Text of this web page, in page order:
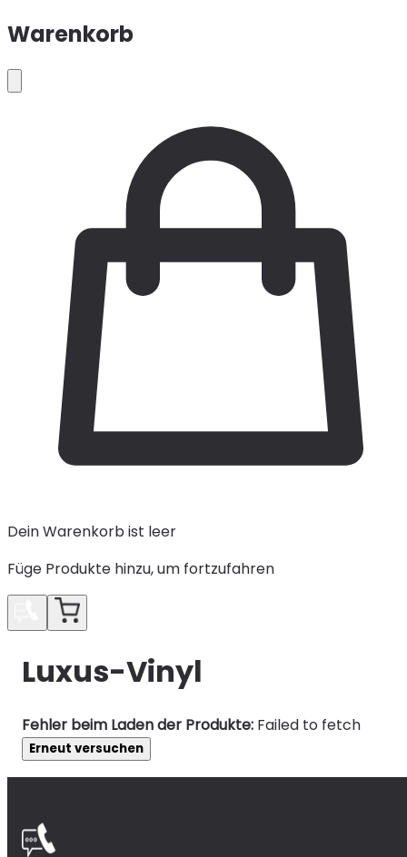
Warenkorb
Dein Warenkorb ist leer
Füge Produkte hinzu, um fortzufahren
Luxus-Vinyl
Fehler beim Laden der Produkte: Failed to fetch
Erneut versuchen